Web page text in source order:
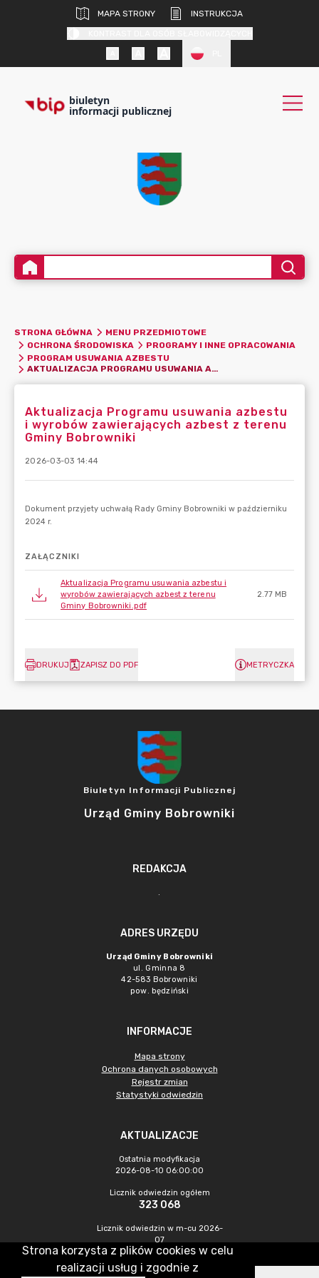
MAPA STRONY
INSTRUKCJA
biuletyn
informacji publicznej
STRONA GŁÓWNA
MENU PRZEDMIOTOWE
OCHRONA ŚRODOWISKA
PROGRAMY I INNE OPRACOWANIA
PROGRAM USUWANIA AZBESTU
AKTUALIZACJA PROGRAMU USUWANIA AZBESTU I WYROBÓW ZAWIERAJĄCYCH AZBEST Z TERENU GMINY BOBROWNIKI
Aktualizacja Programu usuwania azbestu
i wyrobów zawierających azbest z terenu
Gminy Bobrowniki
2026-03-03 14:44
ZAŁĄCZNIKI
Aktualizacja Programu usuwania azbestu i
wyrobów zawierających azbest z terenu
Gminy Bobrowniki.pdf
2.77 MB
DRUKUJ ZAPISZ DO PDF METRYCZKA
Biuletyn Informacji Publicznej
Urząd Gminy Bobrowniki
REDAKCJA
.
ADRES URZĘDU
Urząd Gminy Bobrowniki
ul. Gminna 8
42-583 Bobrowniki
pow. będziński
INFORMACJE
Mapa strony
Ochrona danych osobowych
Rejestr zmian
Statystyki odwiedzin
AKTUALIZACJE
Ostatnia modyfikacja
2026-08-10 06:00:00
Licznik odwiedzin ogółem
323 068
Licznik odwiedzin w m-cu 2026-
07
684
Strona korzysta z plików cookies w celu
realizacji usług i zgodnie z